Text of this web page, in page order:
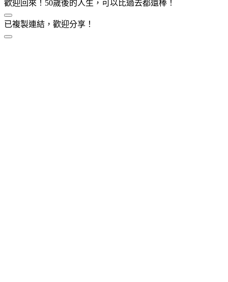
歡迎回來！50歲後的人生，可以比過去都還棒！
已複製連結，歡迎分享！